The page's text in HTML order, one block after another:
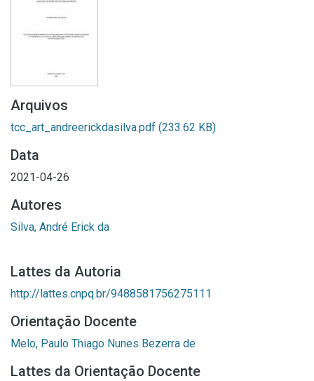
Arquivos
tcc_art_andreerickdasilva.pdf (233.62 KB)
Data
2021-04-26
Autores
Silva, André Erick da
Lattes da Autoria
http://lattes.cnpq.br/9488581756275111
Orientação Docente
Melo, Paulo Thiago Nunes Bezerra de
Lattes da Orientação Docente